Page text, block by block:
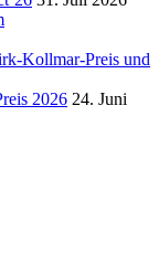
Kollmar-Preis und
2026 24. Juni